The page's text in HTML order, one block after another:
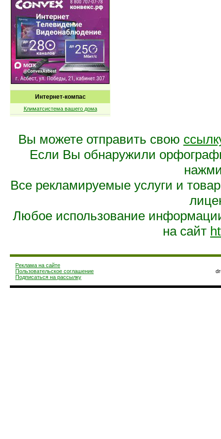
Интернет-компас
Климатсистема вашего дома
Вы можете отправить свою
Если Вы обнаружили
Все рекламируемые услуги и
Любое использование
на сайт
Реклама на сайте
Пользовательское соглашение
Подписаться на рассылку